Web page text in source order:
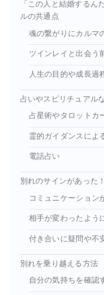
「この人と結婚するん
ルの共通点
魂の繋がりにカルマ
ツインレイと出会う
人生の目的や成長過
占いやスピリチュアル
占星術やタロットカ
霊的ガイダンスによ
電話占い
別れのサインがあった
コミュニケーション
相手が変わったよう
付き合いに疑問や不
別れを乗り越える方法
自分の気持ちを確認